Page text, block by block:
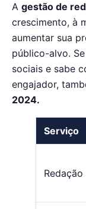
A gestão de
crescimento, à
aumentar sua
público-alvo.
sociais e sabe
engajador,
2024.
Serviço
Redação